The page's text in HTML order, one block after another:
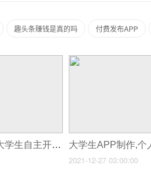
趣头条赚钱是真的吗 付费发布APP
大学生app开发,大学生自主开发app软件
2021-12-27 03:00:00